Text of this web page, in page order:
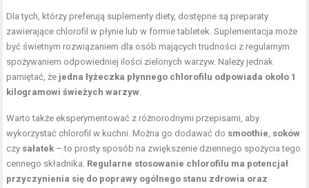
Dla tych, którzy preferują suplementy diety, dostępne są preparaty
zawierające chlorofil w płynie lub w formie tabletek. Suplementacja może
być świetnym rozwiązaniem dla osób mających trudności z regularnym
spożywaniem odpowiedniej ilości zielonych warzyw. Należy jednak
pamiętać, że jedna łyżeczka płynnego chlorofilu odpowiada około 1
kilogramowi świeżych warzyw
Warto także eksperymentować z różnorodnymi przepisami, aby
wykorzystać chlorofil w kuchni. Można go dodawać do smoothie soków
czy sałatek – to prosty sposób na zwiększenie dziennego spożycia tego
cennego składnika. Regularne stosowanie chlorofilu ma potencjał
przyczynienia się do poprawy ogólnego stanu zdrowia oraz